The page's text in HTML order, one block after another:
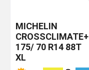
MICHELIN
CROSSCLIMATE+
175/ 70 R14 88T
XL